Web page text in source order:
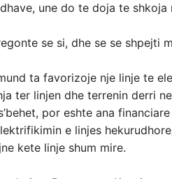
une do te doja te shkoja
se si, dhe se se shpejti
ta favorizoje nje linje te
ter linjen dhe terrenin derri
por eshte ana financiare
e linjes
kete linje shum mire.